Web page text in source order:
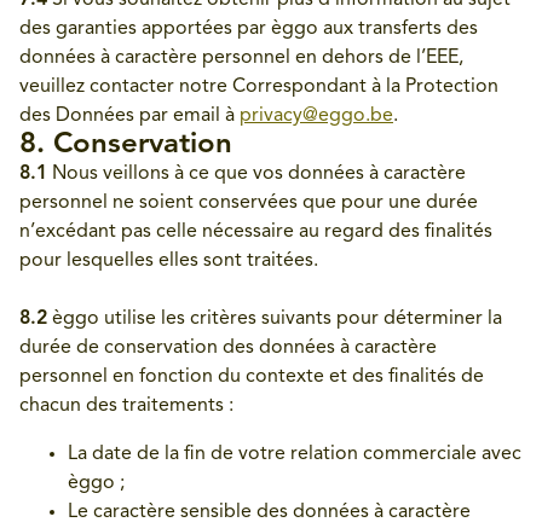
des garanties apportées par èggo aux transferts des
données à caractère personnel en dehors de l’EEE,
veuillez contacter notre Correspondant à la Protection
des Données par email à privacy@eggo.be.
8. Conservation
8.1
Nous veillons à ce que vos données à caractère
personnel ne soient conservées que pour une durée
n’excédant pas celle nécessaire au regard des finalités
pour lesquelles elles sont traitées.
8.2 èggo utilise les critères suivants pour déterminer la
durée de conservation des données à caractère
personnel en fonction du contexte et des finalités de
chacun des traitements :
La date de la fin de votre relation commerciale avec
èggo ;
Le caractère sensible des données à caractère